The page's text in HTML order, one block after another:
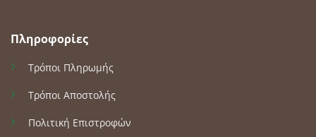
Πληροφορίες
Τρόποι Πληρωμής
Τρόποι Αποστολής
Πολιτική Επιστροφών